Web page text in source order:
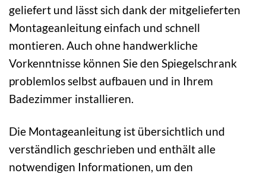
geliefert und lässt sich dank der mitgelieferten
Montageanleitung einfach und schnell
montieren. Auch ohne handwerkliche
Vorkenntnisse können Sie den Spiegelschrank
problemlos selbst aufbauen und in Ihrem
Badezimmer installieren.
Die Montageanleitung ist übersichtlich und
verständlich geschrieben und enthält alle
notwendigen Informationen, um den